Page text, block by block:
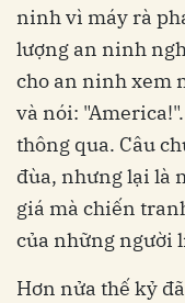
ninh vì máy rà
lượng an ninh
cho an ninh xem
và nói:
thông qua. Câu
đùa, nhưng lại là
giá mà chiến
của những người
Hơn nửa thế kỷ